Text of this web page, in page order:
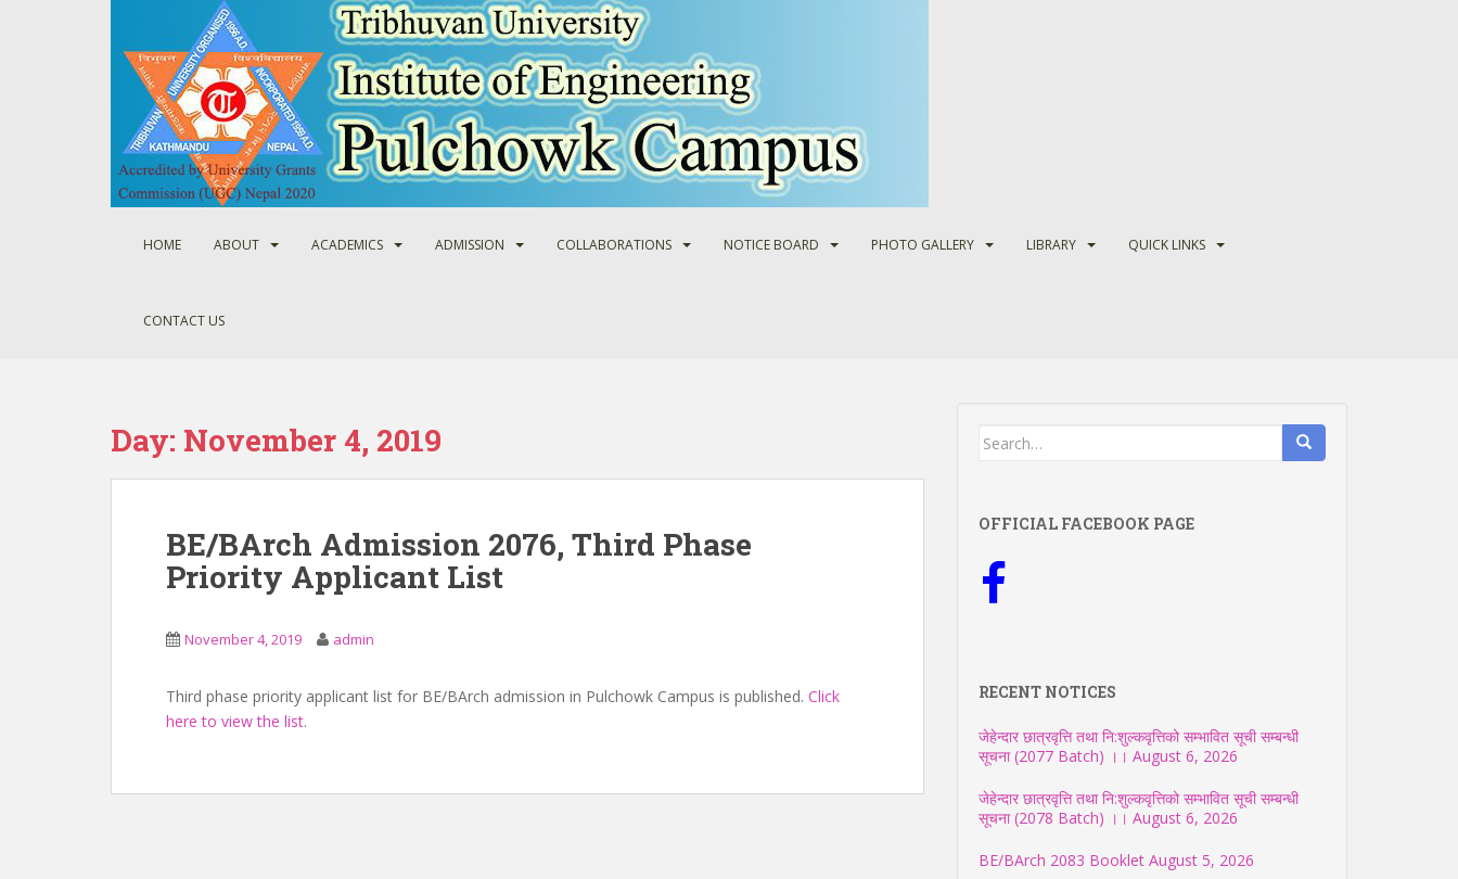
HOME ABOUT ACADEMICS ADMISSION COLLABORATIONS NOTICE BOARD PHOTO GALLERY LIBRARY QUICK LINKS
CONTACT US
Day: November 4, 2019
BE/BArch Admission 2076, Third Phase
Priority Applicant List
November 4, 2019 admin
Third phase priority applicant list for BE/BArch admission in Pulchowk Campus is published. Click
here to view the list.
Search
OFFICIAL FACEBOOK PAGE
RECENT NOTICES
जेहेन्दार छात्रवृत्ति तथा नि:शुल्कवृत्तिको सम्भावित सूची सम्बन्धी
सूचना (2077 Batch) ।। August 6, 2026
जेहेन्दार छात्रवृत्ति तथा नि:शुल्कवृत्तिको सम्भावित सूची सम्बन्धी
सूचना (2078 Batch) ।। August 6, 2026
BE/BArch 2083 Booklet August 5, 2026